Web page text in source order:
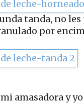
tanda, no
por
amasadora y